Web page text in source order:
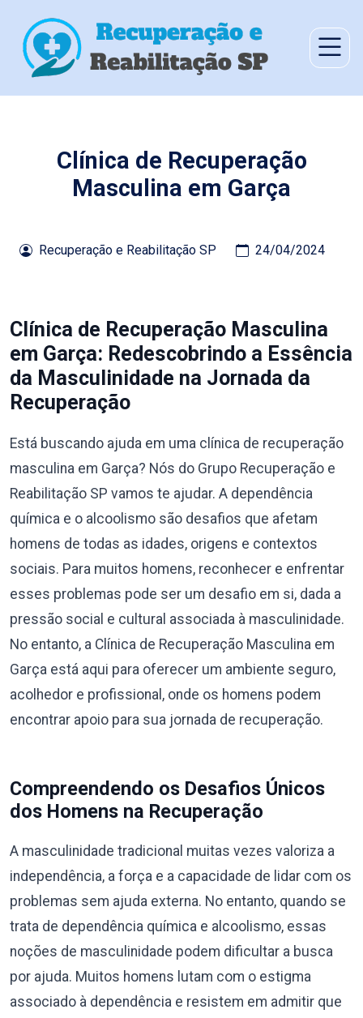
Clínica de Recuperação
Masculina em Garça
Recuperação e Reabilitação SP 24/04/2024
Clínica de Recuperação Masculina
em Garça: Redescobrindo a Essência
da Masculinidade na Jornada da
Recuperação
Está buscando ajuda em uma clínica de recuperação
masculina em Garça? Nós do Grupo Recuperação e
Reabilitação SP vamos te ajudar. A dependência
química e o alcoolismo são desafios que afetam
homens de todas as idades, origens e contextos
sociais. Para muitos homens, reconhecer e enfrentar
esses problemas pode ser um desafio em si, dada a
pressão social e cultural associada à masculinidade.
No entanto, a Clínica de Recuperação Masculina em
Garça está aqui para oferecer um ambiente seguro,
acolhedor e profissional, onde os homens podem
encontrar apoio para sua jornada de recuperação.
Compreendendo os Desafios Únicos
dos Homens na Recuperação
A masculinidade tradicional muitas vezes valoriza a
independência, a força e a capacidade de lidar com os
problemas sem ajuda externa. No entanto, quando se
trata de dependência química e alcoolismo, essas
noções de masculinidade podem dificultar a busca
por ajuda. Muitos homens lutam com o estigma
associado à dependência e resistem em admitir que